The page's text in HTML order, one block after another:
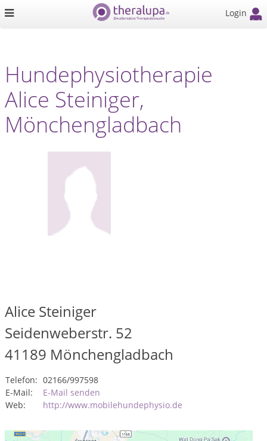
Login
Hundephysiotherapie
Alice Steiniger,
Mönchengladbach
Alice Steiniger
Seidenweberstr. 52
41189 Mönchengladbach
Telefon: 02166/997598
E-Mail:
E-Mail senden
Web:
http://www.mobilehundephysio.de